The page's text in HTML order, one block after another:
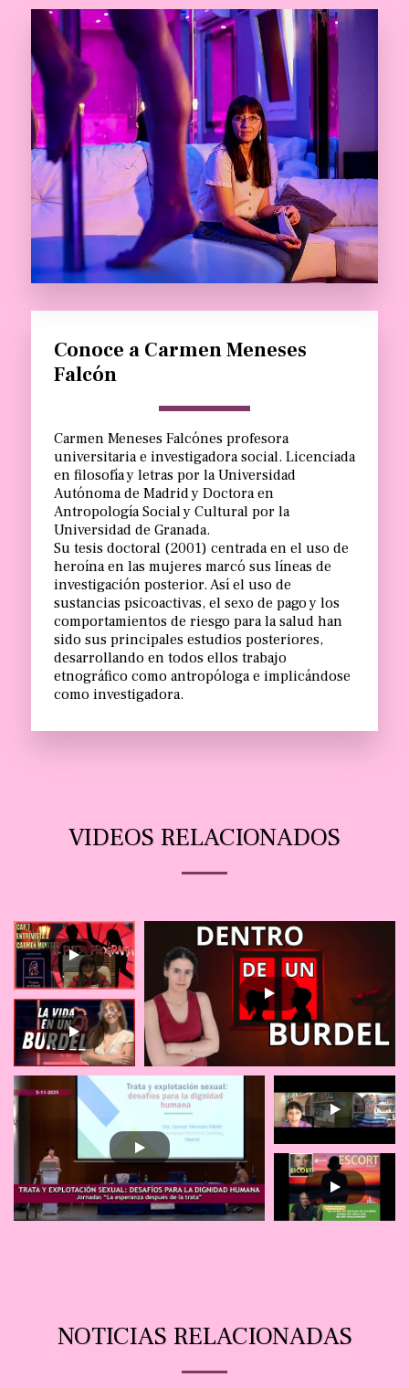
Conoce a Carmen Meneses
Falcón
Carmen Meneses Falcónes profesora
universitaria e investigadora social. Licenciada
en filosofía y letras por la Universidad
Autónoma de Madrid y Doctora en
Antropología Social y Cultural por la
Universidad de Granada.
Su tesis doctoral (2001) centrada en el uso de
heroína en las mujeres marcó sus líneas de
investigación posterior. Así el uso de
sustancias psicoactivas, el sexo de pago y los
comportamientos de riesgo para la salud han
sido sus principales estudios posteriores,
desarrollando en todos ellos trabajo
etnográfico como antropóloga e implicándose
como investigadora.
VIDEOS RELACIONADOS
NOTICIAS RELACIONADAS